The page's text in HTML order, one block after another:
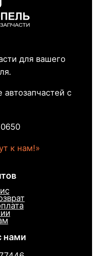
для вашего
с
к нам!»
нами